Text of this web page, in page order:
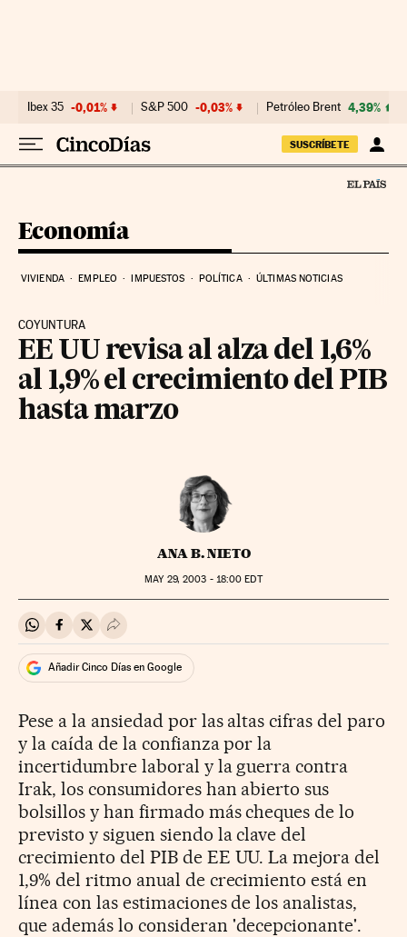
Ibex 35 -0,01% S&P 500 -0,03% Petróleo Brent 4,39%
SUSCRÍBETE
Economía
VIVIENDA EMPLEO IMPUESTOS POLÍTICA ÚLTIMAS NOTICIAS
COYUNTURA
EE UU revisa al alza del 1,6%
al 1,9% el crecimiento del PIB
hasta marzo
ANA B. NIETO
MAY29, 2003 - 18:00 EDT
Compartir en Whatsapp
Compartir en Facebook
Compartir en Twitter
Desplegar Redes Sociales
Añadir Cinco Días en Google
Pese a la ansiedad por las altas cifras del paro
y la caída de la confianza por la
incertidumbre laboral y la guerra contra
Irak, los consumidores han abierto sus
bolsillos y han firmado más cheques de lo
previsto y siguen siendo la clave del
crecimiento del PIB de EE UU. La mejora del
1,9% del ritmo anual de crecimiento está en
línea con las estimaciones de los analistas,
que además lo consideran 'decepcionante'.